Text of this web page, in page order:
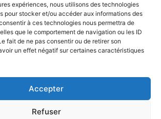
expériences, nous utilisons des technologies
pour stocker et/ou accéder aux informations des
à ces technologies nous permettra de
que le comportement de navigation ou les ID
fait de ne pas consentir ou de retirer son
un effet négatif sur certaines caractéristiques
Accepter
Refuser